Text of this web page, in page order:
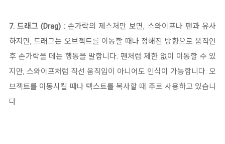
7. 드래그 (Drag) :손가락의 제스처만 보면, 스와이프나 팬과 유사
하지만, 드래그는 오브젝트를 이동할 때나 정해진 방향으로 움직인
후 손가락을 떼는 행동을 말합니다. 팬처럼 제한 없이 이동할 수 있
지만, 스와이프처럼 직선 움직임이 아니어도 인식이 가능합니다. 오
브젝트를 이동시킬 때나 텍스트를 복사할 때 주로 사용하고 있습니
다.